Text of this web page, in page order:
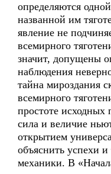
определяются
названной им
явление не
всемирного
значит, допущены
наблюдения
тайна мироздания
всемирного
простоте
сила и величие
открытием
объяснить успехи
механики. В